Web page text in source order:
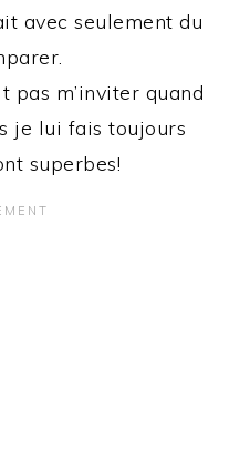
avec seulement du
pas m’inviter quand
je lui fais toujours
superbes!